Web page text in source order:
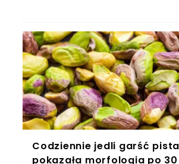
Codziennie jedli garść
pokazała morfologia po